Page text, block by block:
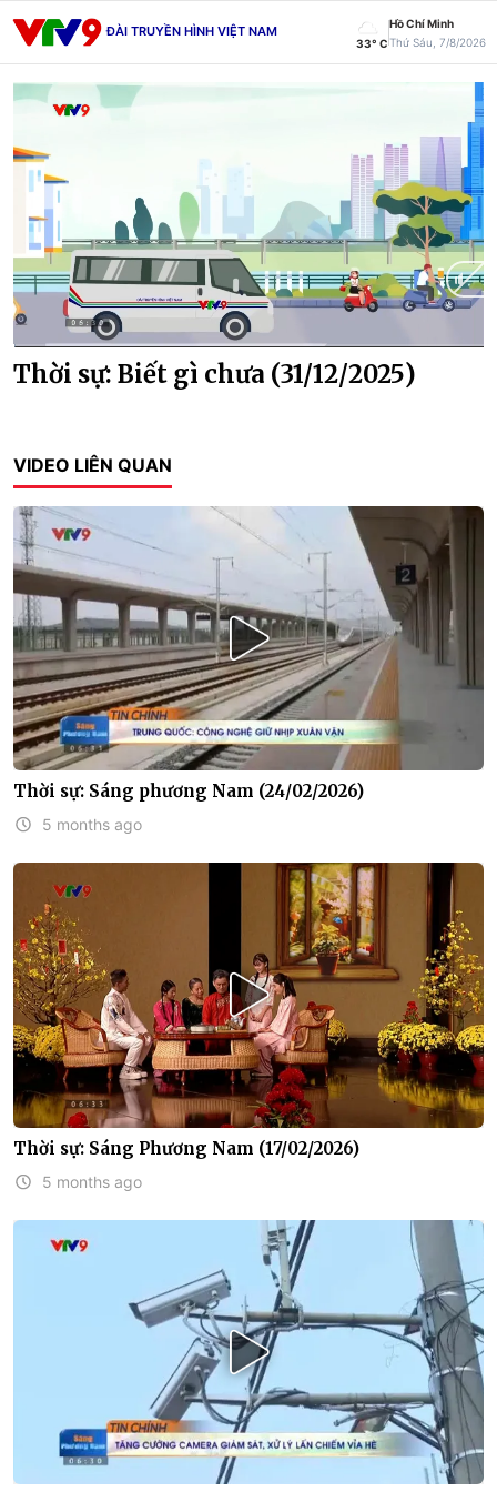
ĐÀI TRUYỀN HÌNH VIỆT NAM
33° C
Hồ Chí Minh
Thứ Sáu, 7/8/2026
Current
0:02 Duration
28:57
Thời sự: Biết gì chưa (31/12/2025)
VIDEO LIÊN QUAN
Thời sự: Sáng phương Nam (24/02/2026)
5 months ago
Thời sự: Sáng Phương Nam (17/02/2026)
5 months ago